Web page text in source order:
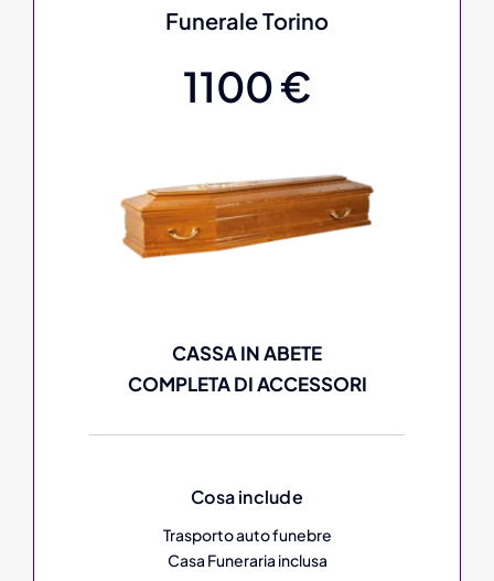
Funerale Torino
1100 €
CASSA IN ABETE
COMPLETA DI ACCESSORI
Cosa include
Trasporto auto funebre
Casa Funeraria inclusa